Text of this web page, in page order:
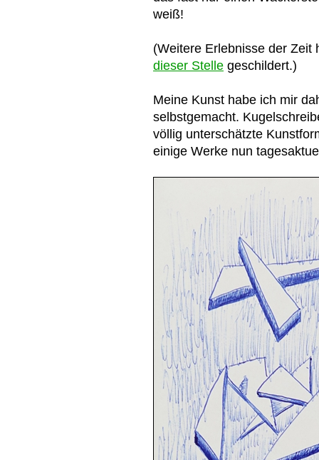
weiß!
(Weitere Erlebnisse der Zeit
dieser Stelle geschildert.)
Meine Kunst habe ich mir
selbstgemacht.
völlig unterschätzte
einige Werke nun